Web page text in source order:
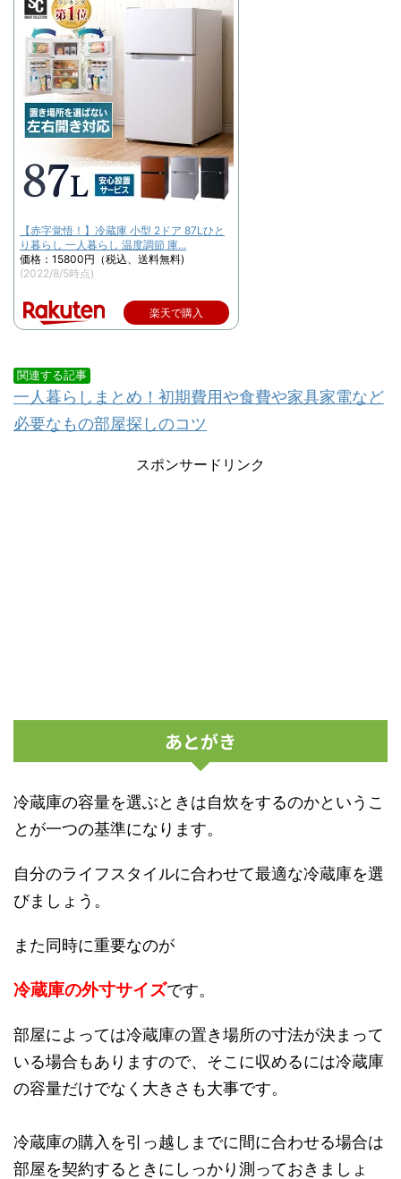
【赤字覚悟！】冷蔵庫 小型 2ドア 87Lひと
り暮らし 一人暮らし 温度調節 庫...
価格：15800円（税込、送料無料)
(2022/8/5時点)
楽天で購入
関連する記事
一人暮らしまとめ！初期費用や食費や家具家電など
必要なもの部屋探しのコツ
スポンサードリンク
あとがき
冷蔵庫の容量を選ぶときは自炊をするのかというこ
とが一つの基準になります。
自分のライフスタイルに合わせて最適な冷蔵庫を選
びましょう。
また同時に重要なのが
冷蔵庫の外寸サイズです。
部屋によっては冷蔵庫の置き場所の寸法が決まって
いる場合もありますので、そこに収めるには冷蔵庫
の容量だけでなく大きさも大事です。
冷蔵庫の購入を引っ越しまでに間に合わせる場合は
部屋を契約するときにしっかり測っておきましょ